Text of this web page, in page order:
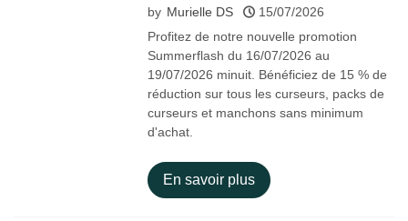
by Murielle DS
15/07/2026
Profitez de notre nouvelle promotion
Summerflash du 16/07/2026 au
19/07/2026 minuit. Bénéficiez de 15 % de
réduction sur tous les curseurs, packs de
curseurs et manchons sans minimum
d'achat.
En savoir plus